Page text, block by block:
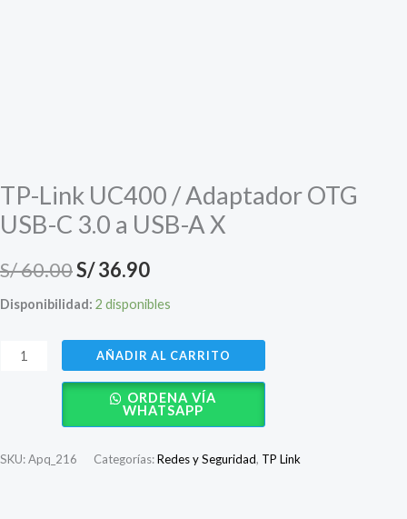
TP-Link UC400 / Adaptador OTG
USB-C 3.0 a USB-A X
S/60.00El
precio
original
era:
S/ 60.00.
S/36.90El
precio
actual
es:
S/ 36.90.
Disponibilidad: 2 disponibles
TP-
AÑADIR AL CARRITO
ORDENA VÍA
WHATSAPP
SKU:Apq_216 Categorías:Redes y Seguridad, TP Link